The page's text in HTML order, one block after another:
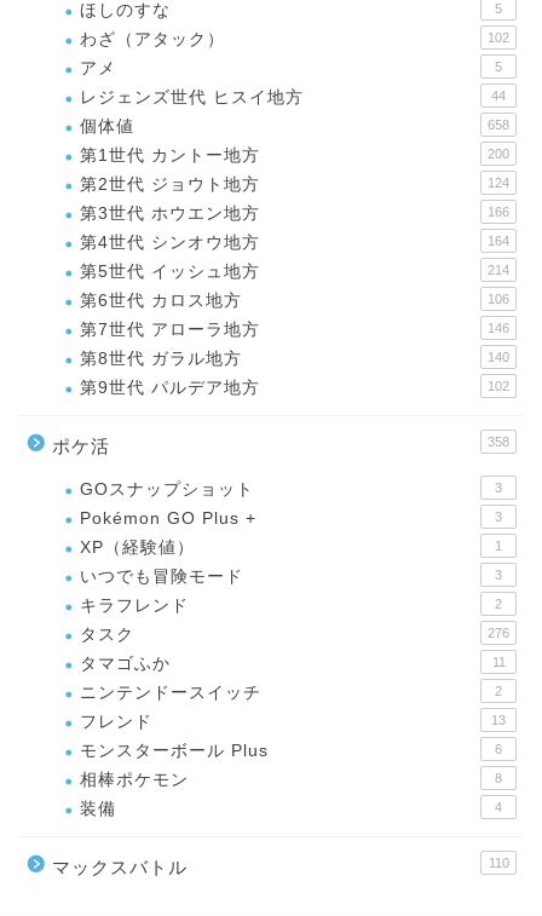
ほしのすな 5
わざ（アタック） 102
アメ 5
レジェンズ世代 ヒスイ地方 44
個体値 658
第1世代 カントー地方 200
第2世代 ジョウト地方 124
第3世代 ホウエン地方 166
第4世代 シンオウ地方 164
第5世代 イッシュ地方 214
第6世代 カロス地方 106
第7世代 アローラ地方 146
第8世代 ガラル地方 140
第9世代 パルデア地方 102
ポケ活 358
GOスナップショット 3
Pokémon GO Plus + 3
XP（経験値） 1
いつでも冒険モード 3
キラフレンド 2
タスク 276
タマゴふか 11
ニンテンドースイッチ 2
フレンド 13
モンスターボール Plus 6
相棒ポケモン 8
装備 4
マックスバトル 110